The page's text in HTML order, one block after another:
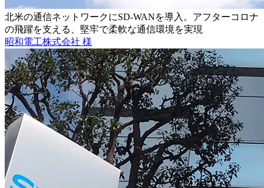
北米の通信ネットワークにSD-WANを導入。アフターコロナ
の飛躍を支える、堅牢で柔軟な通信環境を実現
昭和電工株式会社 様